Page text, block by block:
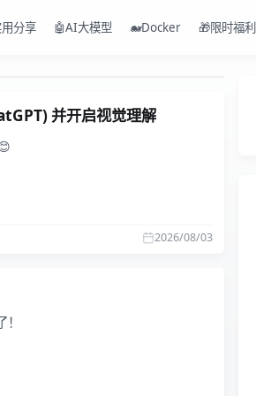
分享 🤖AI大模型 🐋Docker 🎁限时福利
并开启视觉理解
2026/08/03